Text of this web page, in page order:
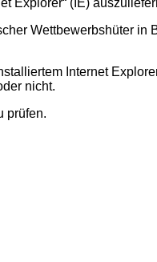
Wettbewerbshüter
Internet
nicht.
prüfen.